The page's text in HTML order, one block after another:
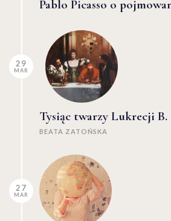
Pablo Picasso o
29
MAR
Tysiąc twarzy Lukrecji B.
BEATA ZATOŃSKA
27
MAR